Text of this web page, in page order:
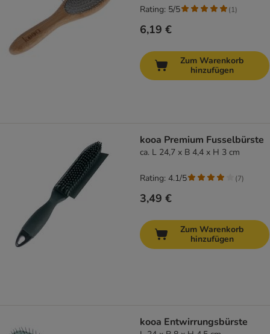
6,19 €
Rating: 5/5 (1)
Zum Warenkorb
hinzufügen
kooa Premium Fusselbürste
ca. L 24,7 x B 4,4 x H 3 cm
3,49 €
Rating: 4.1/5 (7)
Zum Warenkorb
hinzufügen
kooa Entwirrungsbürste